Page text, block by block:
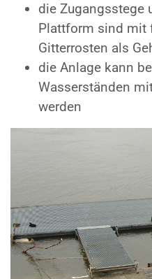
die Zugangsstege
Plattform sind mit
Gitterrosten als
die Anlage kann
Wasserständen
werden